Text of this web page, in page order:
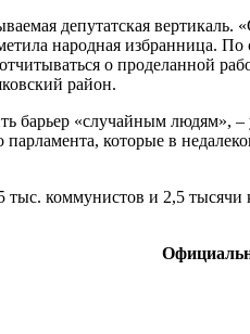
депутатская вертикаль.
народная избранница. По
о проделанной
район.
барьер «случайным людям», –
которые в
тыс. коммунистов и 2,5 тысячи